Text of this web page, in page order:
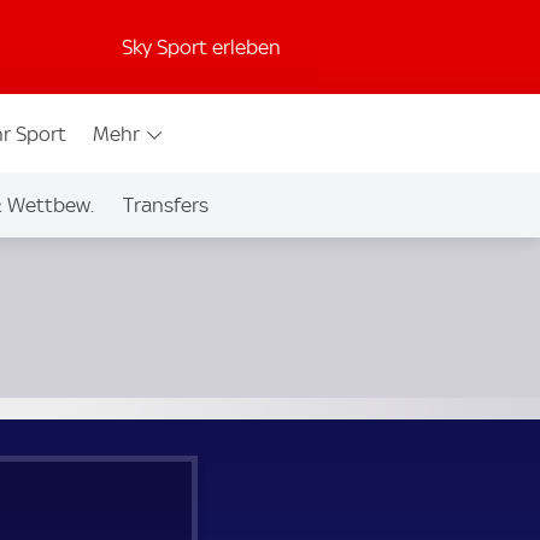
Sky Sport erleben
Sport Mehr
Wettbew. Transfers